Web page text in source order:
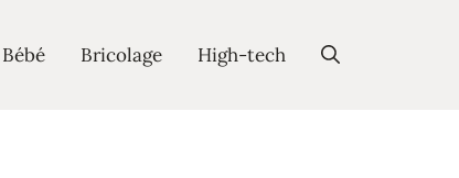
Bébé Bricolage High-tech